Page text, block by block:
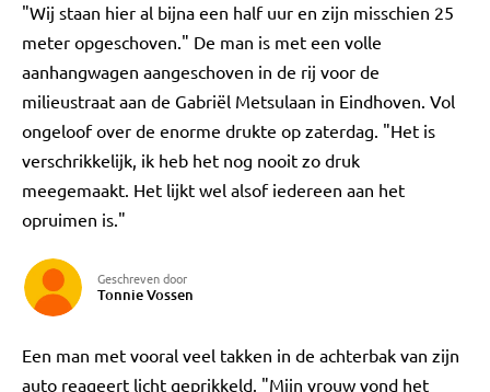
"Wij staan hier al bijna een half uur en zijn misschien 25
meter opgeschoven." De man is met een volle
aanhangwagen aangeschoven in de rij voor de
milieustraat aan de Gabriël Metsulaan in Eindhoven. Vol
ongeloof over de enorme drukte op zaterdag. "Het is
verschrikkelijk, ik heb het nog nooit zo druk
meegemaakt. Het lijkt wel alsof iedereen aan het
opruimen is."
Geschreven door
Tonnie Vossen
Een man met vooral veel takken in de achterbak van zijn
auto reageert licht geprikkeld. "Mijn vrouw vond het